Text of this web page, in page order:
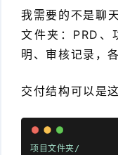
我需要的不是聊
文件夹：PRD、
明、审核记录，
交付结构可以是这
项目文件夹/